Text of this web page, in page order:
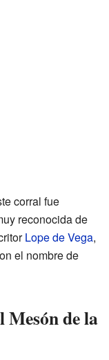
corral fue
reconocida de
Lope de Vega,
el nombre de
Mesón de la